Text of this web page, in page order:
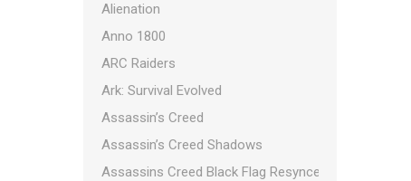
Alienation
Anno 1800
ARC Raiders
Ark: Survival Evolved
Assassin’s Creed
Assassin’s Creed Shadows
Assassins Creed Black Flag Resynced